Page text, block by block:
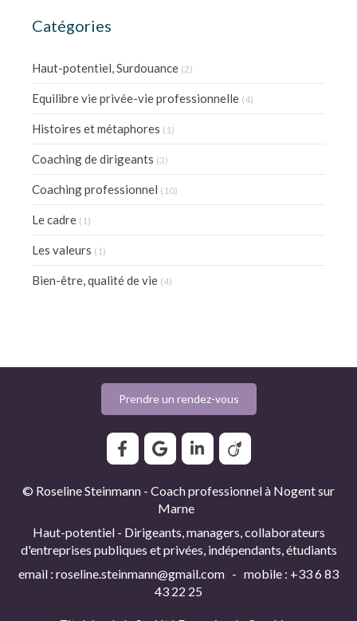
Catégories
Haut-potentiel, Surdouance (2)
Equilibre vie privée-vie professionnelle (4)
Histoires et métaphores (1)
Coaching de dirigeants (3)
Coaching professionnel (10)
Le cadre (1)
Les valeurs (1)
Bien-être, qualité de vie (4)
Prendre un rendez-vous
© Roseline Steinmann - Coach professionnel à Nogent sur
Marne
Haut-potentiel - Dirigeants, managers, collaborateurs
d'entreprises publiques et privées, indépendants, étudiants
email : roseline.steinmann@gmail.com - mobile : +33 6 83
43 22 25